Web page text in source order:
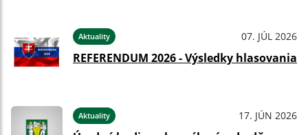
Aktuality 07. JÚL 2026
REFERENDUM 2026 - Výsledky hlasovania
Aktuality 17. JÚN 2026